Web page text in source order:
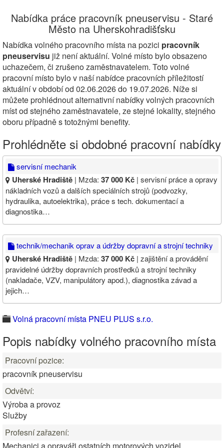
Nabídka práce pracovník pneuservisu - Staré
Město na Uherskohradišťsku
Nabídka volného pracovního místa na pozici pracovník
pneuservisu již není aktuální. Volné místo bylo obsazeno
uchazečem, či zrušeno zaměstnavatelem. Toto volné
pracovní místo bylo v naší nabídce pracovních příležitostí
aktuální v období od 02.06.2026 do 19.07.2026. Níže si
můžete prohlédnout alternativní nabídky volných pracovních
míst od stejného zaměstnavatele, ze stejné lokality, stejného
oboru případně s totožnými benefity.
Prohlédněte si obdobné pracovní nabídky
servisní mechanik
Uherské Hradiště | Mzda: 37 000 Kč | servisní práce a opravy
nákladních vozů a dalších speciálních strojů (podvozky,
hydraulika, autoelektrika), práce s tech. dokumentací a
diagnostika…
technik/mechanik oprav a údržby dopravní a strojní techniky
Uherské Hradiště | Mzda: 37 000 Kč | zajištění a provádění
pravidelné údržby dopravních prostředků a strojní techniky
(nakladače, VZV, manipulátory apod.), diagnostika závad a
jejich…
Volná pracovní místa PNEU PLUS s.r.o.
Popis nabídky volného pracovního místa
Pracovní pozice:
pracovník pneuservisu
Odvětví:
Výroba a provoz
Služby
Profesní zařazení: